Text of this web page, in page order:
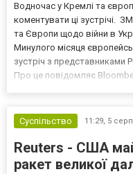
Водночас у Кремлі та
коментувати ці зустрічі.
та Європи щодо війни в
Минулого місяця
зустріч з представниками
Про це повідомляє
Суспільство
11:29, 5
Reuters - США
ракет великої